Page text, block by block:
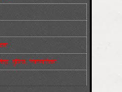
पुलिस, न्‍यायपालिका